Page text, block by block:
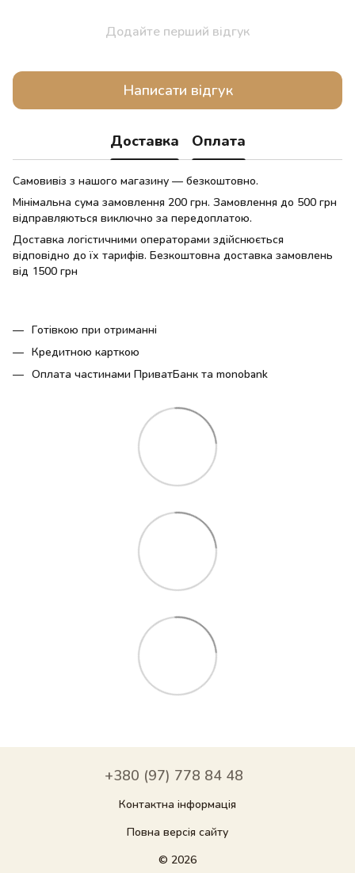
Додайте перший відгук
Написати відгук
Доставка Оплата
Самовивіз з нашого магазину — безкоштовно.
Мінімальна сума замовлення 200 грн. Замовлення до 500 грн
відправляються виключно за передоплатою.
Доставка логістичними операторами здійснюється
відповідно до їх тарифів. Безкоштовна доставка замовлень
від 1500 грн
Готівкою при отриманні
Кредитною карткою
Оплата частинами ПриватБанк та monobank
+380 (97) 778 84 48
Контактна інформація
Повна версія сайту
© 2026